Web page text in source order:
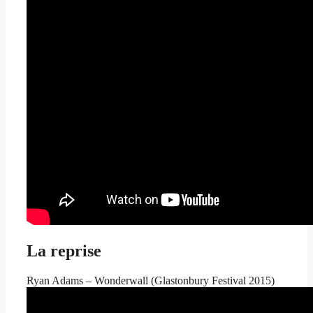
La reprise
Ryan Adams – Wonderwall (Glastonbury Festival 2015)